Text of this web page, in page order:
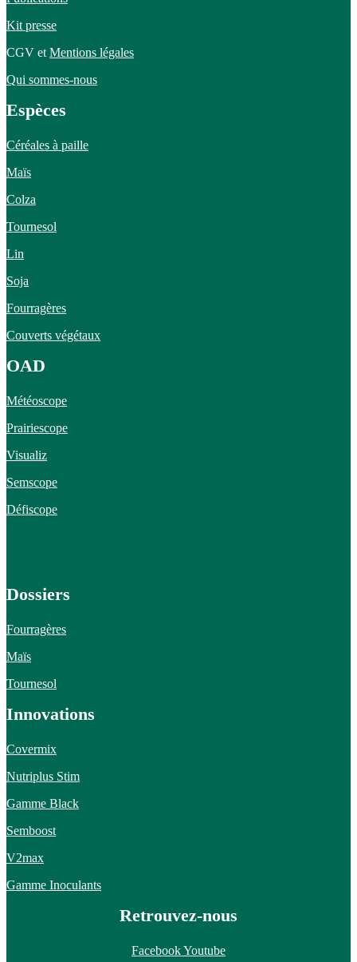
Kit presse
CGV et Mentions légales
Qui sommes-nous
Espèces
Céréales à paille
Maïs
Colza
Tournesol
Lin
Soja
Fourragères
Couverts végétaux
OAD
Météoscope
Prairiescope
Visualiz
Semscope
Défiscope
Dossiers
Fourragères
Maïs
Tournesol
Innovations
Covermix
Nutriplus Stim
Gamme Black
Semboost
V2max
Gamme Inoculants
Retrouvez-nous
FacebookYoutube